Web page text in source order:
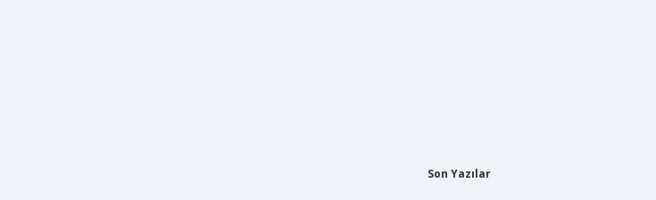
Son Yazılar